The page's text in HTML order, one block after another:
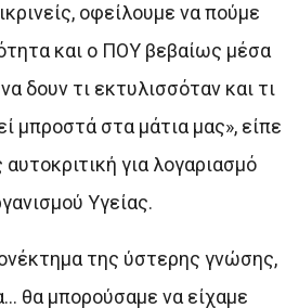
οφείλουμε να πούμε
και ο ΠΟΥ βεβαίως μέσα
δουν τι εκτυλισσόταν και τι
μπροστά στα μάτια μας», είπε
για λογαριασμό
Υγείας.
της ύστερης γνώσης,
θα μπορούσαμε να είχαμε